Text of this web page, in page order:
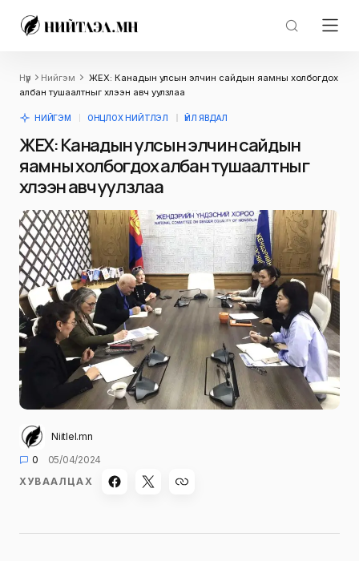
Нүүр Нийгэм
ЖЕХ: Канадын улсын элчин сайдын яамны холбогдох
албан тушаалтныг хүлээн авч уулзлаа
НИЙГЭМ ОНЦЛОХ НИЙТЛЭЛ ҮЙЛ ЯВДАЛ
ЖЕХ: Канадын улсын элчин сайдын
яамны холбогдох албан тушаалтныг
хүлээн авч уулзлаа
Niitlel.mn
0
05/04/2024
ХУВААЛЦАХ